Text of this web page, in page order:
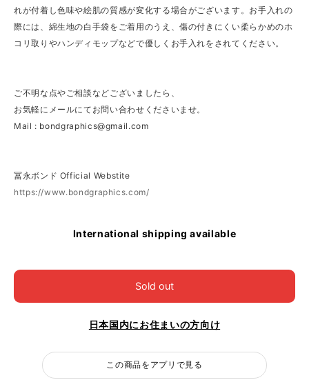
れが付着し色味や絵肌の質感が変化する場合がございます。お手入れの
際には、綿生地の白手袋をご着用のうえ、傷の付きにくい柔らかめのホ
コリ取りやハンディモップなどで優しくお手入れをされてください。
ご不明な点やご相談などございましたら、
お気軽にメールにてお問い合わせくださいませ。
Mail : bondgraphics@gmail.com
冨永ボンド Official Webstite
https://www.bondgraphics.com/
International shipping available
Sold out
日本国内にお住まいの方向け
この商品をアプリで見る